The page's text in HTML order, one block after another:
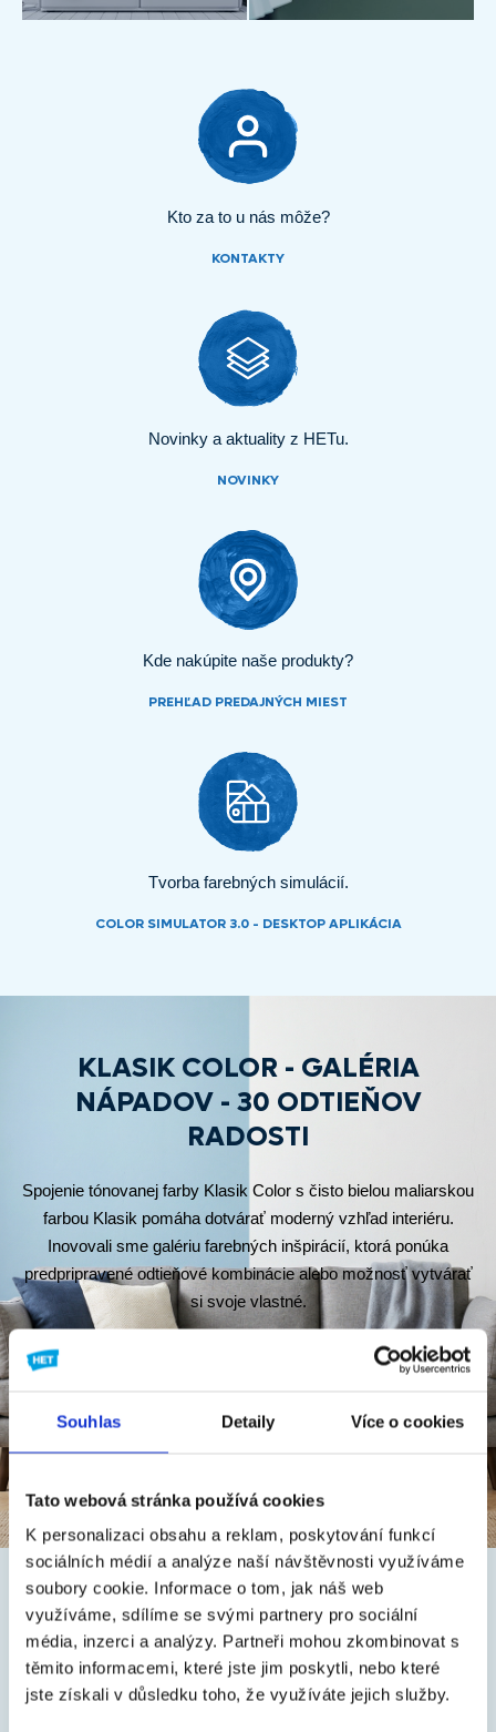
Souhlas Detaily Více o cookies
Tato webová stránka používá cookies
K personalizaci obsahu a reklam, poskytování funkcí
sociálních médií a analýze naší návštěvnosti využíváme
soubory cookie. Informace o tom, jak náš web
využíváme, sdílíme se svými partnery pro sociální
média, inzerci a analýzy. Partneři mohou zkombinovat s
těmito informacemi, které jste jim poskytli, nebo které
jste získali v důsledku toho, že využíváte jejich služby.
Kto za to u nás môže?
KONTAKTY
Novinky a aktuality z HETu.
NOVINKY
Kde nakúpite naše produkty?
PREHĽAD PREDAJNÝCH MIEST
Tvorba farebných simulácií.
COLOR SIMULATOR 3.0 - DESKTOP APLIKÁCIA
KLASIK COLOR - GALÉRIA
NÁPADOV - 30 ODTIEŇOV
RADOSTI
Spojenie tónovanej farby Klasik Color s čisto bielou maliarskou
farbou Klasik pomáha dotvárať moderný vzhľad interiéru.
Inovovali sme galériu farebných inšpirácií, ktorá ponúka
predpripravené odtieňové kombinácie alebo možnosť vytvárať
si svoje vlastné.
AKTUALITY